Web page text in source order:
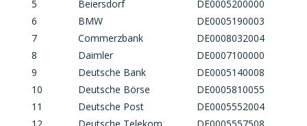
5
Beiersdorf
DE0005200000
6
BMW
DE0005190003
7
Commerzbank
DE0008032004
8
Daimler
DE0007100000
9
Deutsche Bank
DE0005140008
10
Deutsche Börse
DE0005810055
11
Deutsche Post
DE0005552004